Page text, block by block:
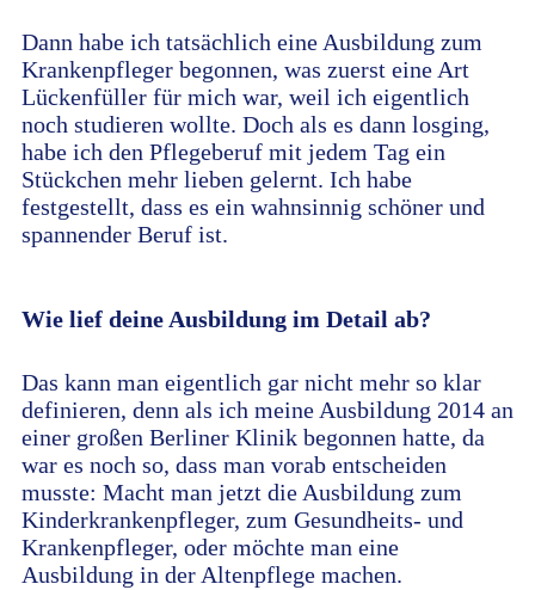
Dann habe ich tatsächlich eine Ausbildung zum
Krankenpfleger begonnen, was zuerst eine Art
Lückenfüller für mich war, weil ich eigentlich
noch studieren wollte. Doch als es dann losging,
habe ich den Pflegeberuf mit jedem Tag ein
Stückchen mehr lieben gelernt. Ich habe
festgestellt, dass es ein wahnsinnig schöner und
spannender Beruf ist.
Wie lief deine Ausbildung im Detail ab?
Das kann man eigentlich gar nicht mehr so klar
definieren, denn als ich meine Ausbildung 2014 an
einer großen Berliner Klinik begonnen hatte, da
war es noch so, dass man vorab entscheiden
musste: Macht man jetzt die Ausbildung zum
Kinderkrankenpfleger, zum Gesundheits- und
Krankenpfleger, oder möchte man eine
Ausbildung in der Altenpflege machen.